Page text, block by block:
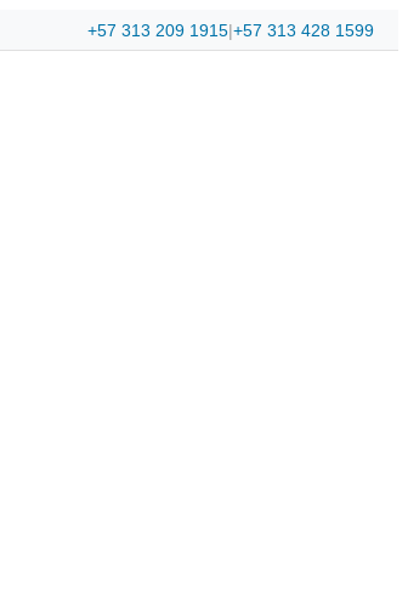
+57 313 209 1915|+57 313 428 1599